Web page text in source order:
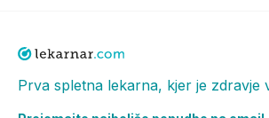
Prva spletna lekarna, kjer je zdravje